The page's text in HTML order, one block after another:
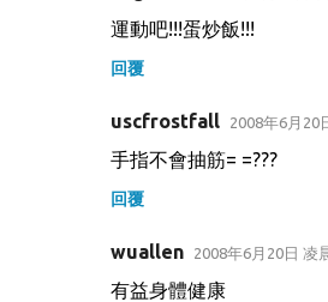
運動吧!!!蛋炒飯!!!
回覆
uscfrostfall 2008年6月20
手指不會抽筋= =???
回覆
wuallen 2008年6月20日 凌
有益身體健康